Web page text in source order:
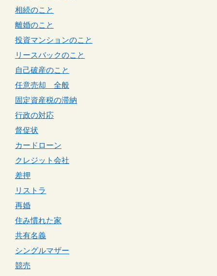
相続のこと
離婚のこと
投資マンションのこと
リースバックのこと
自己破産のこと
任意売却 全般
固定資産税の滞納
行政の対応
督促状
カードローン
クレジット会社
差押
リストラ
再婚
住み慣れた家
共有名義
シングルマザー
競売